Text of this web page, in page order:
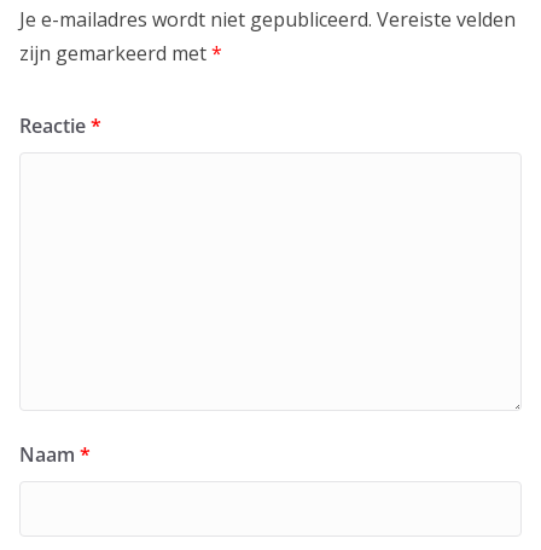
Je e-mailadres wordt niet gepubliceerd. Vereiste velden
zijn gemarkeerd met*
Reactie*
Naam *